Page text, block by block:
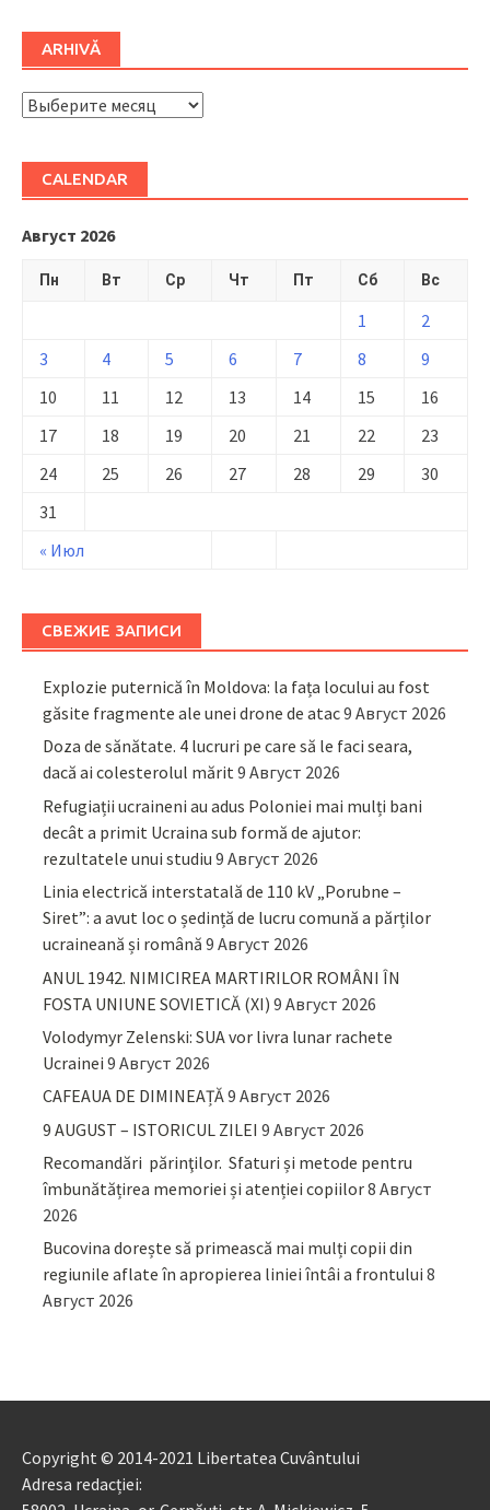
ARHIVĂ
ARHIVĂ
CALENDAR
Август 2026
Пн Вт Ср Чт Пт Сб Вс
« Июл
1
2
3
4 5 6 7 8
9
10
11 12 13 14 15
16
17
18 19 20 21 22
23
24
25 26 27 28 29
30
31
СВЕЖИЕ ЗАПИСИ
Explozie puternică în Moldova: la fața locului au fost
găsite fragmente ale unei drone de atac9 Август 2026
Doza de sănătate. 4 lucruri pe care să le faci seara,
dacă ai colesterolul mărit9 Август 2026
Refugiații ucraineni au adus Poloniei mai mulți bani
decât a primit Ucraina sub formă de ajutor:
rezultatele unui studiu 9 Август 2026
Linia electrică interstatală de 110 kV „Porubne –
Siret”: a avut loc o ședință de lucru comună a părților
ucraineană și română 9 Август 2026
ANUL 1942. NIMICIREA MARTIRILOR ROMÂNI ÎN
FOSTA UNIUNE SOVIETICĂ (XI) 9 Август 2026
Volodymyr Zelenski: SUA vor livra lunar rachete
Ucrainei 9 Август 2026
CAFEAUA DE DIMINEAȚĂ9 Август 2026
9 AUGUST – ISTORICUL ZILEI 9 Август 2026
Recomandări părinţilor. Sfaturi și metode pentru
îmbunătățirea memoriei și atenției copiilor8 Август
2026
Bucovina dorește să primească mai mulți copii din
regiunile aflate în apropierea liniei întâi a frontului 8
Август 2026
Copyright © 2014-2021 Libertatea Cuvântului
Adresa redacției: